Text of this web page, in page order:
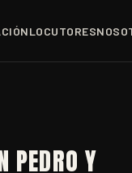
LOCUTORES
PEDRO Y